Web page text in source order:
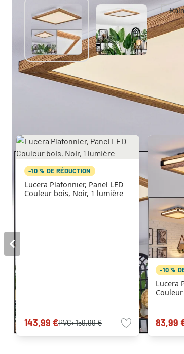
Autres produits similaires
-10 % DE RÉDUCTION
Lucera Plafonnier, Panel LED
Couleur bois, Noir, 1 lumière
143,99 €PVC:159,99 €
-10 %
Lucera
83,99